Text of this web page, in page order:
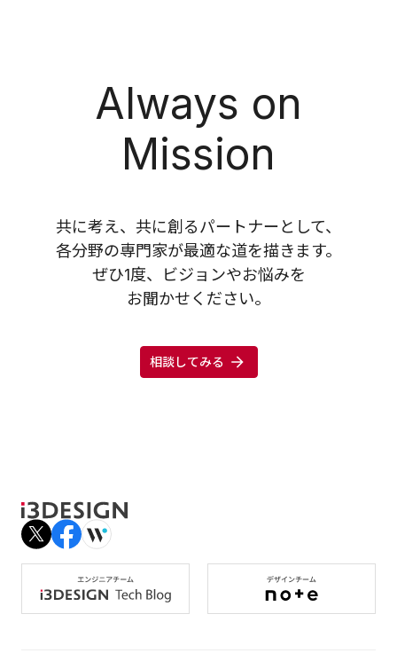
Always on
Mission
共に考え、共に創るパートナーとして、
各分野の専門家が最適な道を描きます。
ぜひ1度、ビジョンやお悩みを
お聞かせください。
相談してみる